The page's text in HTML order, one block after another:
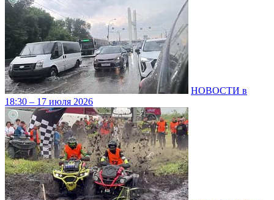
НОВОСТИ в
18:30 – 17 июля 2026